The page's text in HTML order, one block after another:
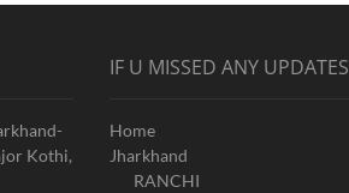
Kothi,
IF U MISSED ANY UPDATES
Home
Jharkhand
RANCHI